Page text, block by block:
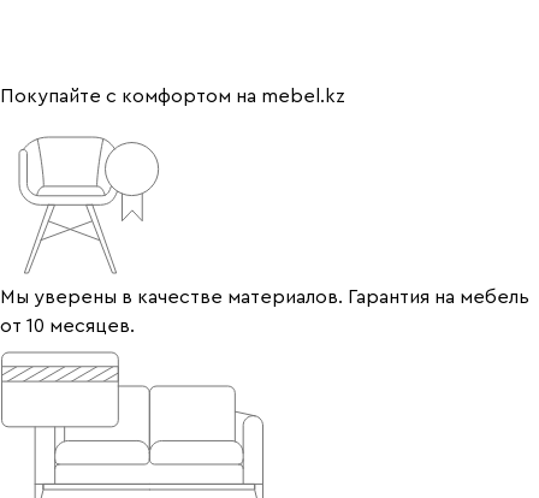
Покупайте с комфортом на mebel.kz
Мы уверены в качестве материалов. Гарантия на мебель
от 10 месяцев.